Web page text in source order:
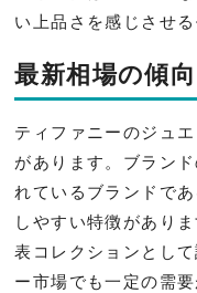
い上品さを感じさせる
最新相場の傾向
ティファニーのジュ
があります。ブラン
れているブランドで
しやすい特徴があり
表コレクションとし
ー市場でも一定の需要